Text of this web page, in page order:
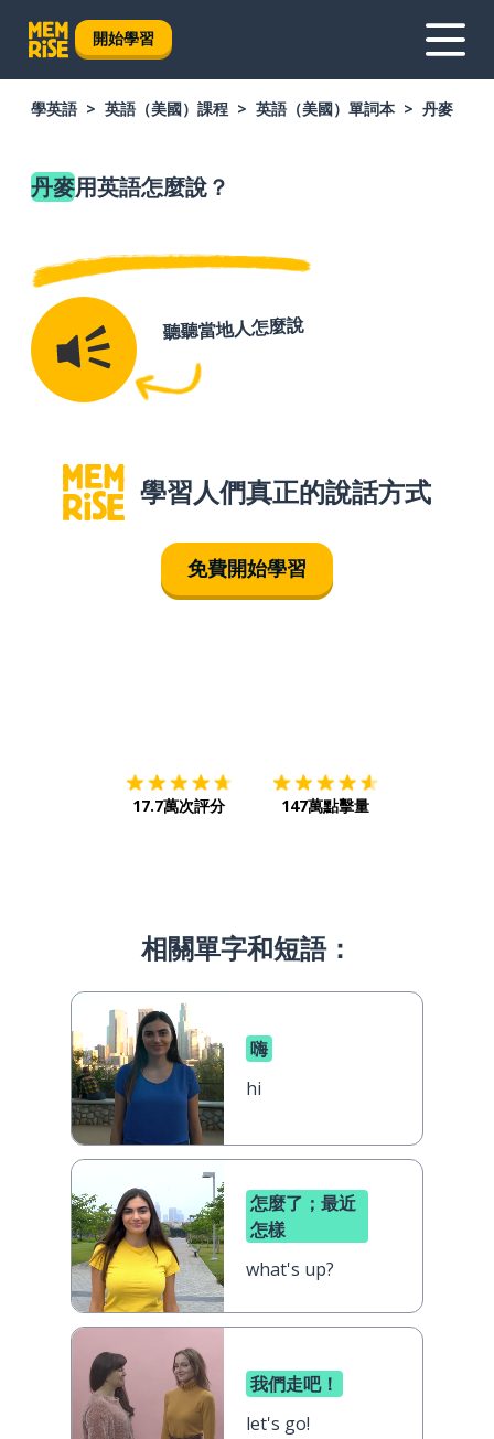
開始學習
學英語 英語（美國）課程 英語（美國）單詞本 丹麥
丹麥用英語怎麼說？
聽聽當地人怎麼說
學習人們真正的說話方式
免費開始學習
17.7萬次評分 147萬點擊量
相關單字和短語：
嗨
hi
怎麼了；最近
怎樣
what's up?
我們走吧！
let's go!